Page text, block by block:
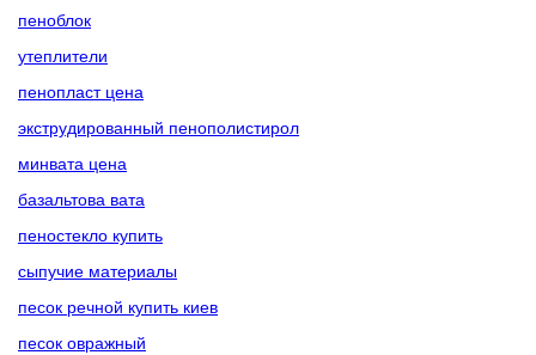
пеноблок
утеплители
пенопласт цена
экструдированный пенополистирол
минвата цена
базальтова вата
пеностекло купить
сыпучие материалы
песок речной купить киев
песок овражный